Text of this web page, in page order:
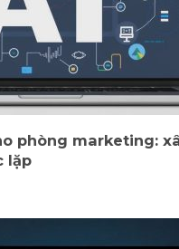
phòng marketing:
lặp